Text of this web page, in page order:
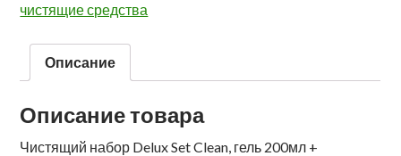
чистящие средства
Описание
Описание товара
Чистящий набор Delux Set Clean, гель 200мл +